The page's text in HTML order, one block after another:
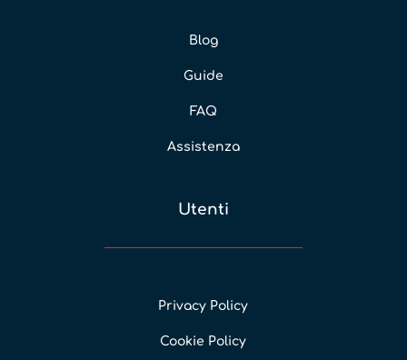
Blog
Guide
FAQ
Assistenza
Utenti
Privacy Policy
Cookie Policy